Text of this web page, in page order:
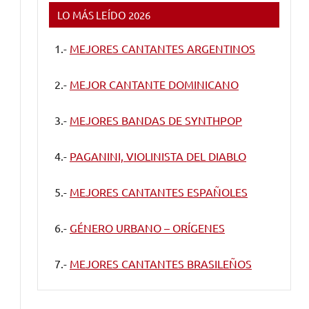
LO MÁS LEÍDO 2026
1.- MEJORES CANTANTES ARGENTINOS
2.- MEJOR CANTANTE DOMINICANO
3.- MEJORES BANDAS DE SYNTHPOP
4.- PAGANINI, VIOLINISTA DEL DIABLO
5.- MEJORES CANTANTES ESPAÑOLES
6.- GÉNERO URBANO – ORÍGENES
7.- MEJORES CANTANTES BRASILEÑOS